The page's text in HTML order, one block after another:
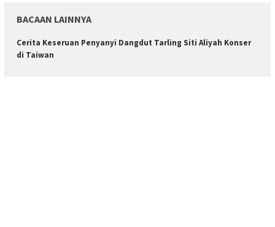
BACAAN LAINNYA
Cerita Keseruan Penyanyi Dangdut Tarling Siti Aliyah Konser
di Taiwan